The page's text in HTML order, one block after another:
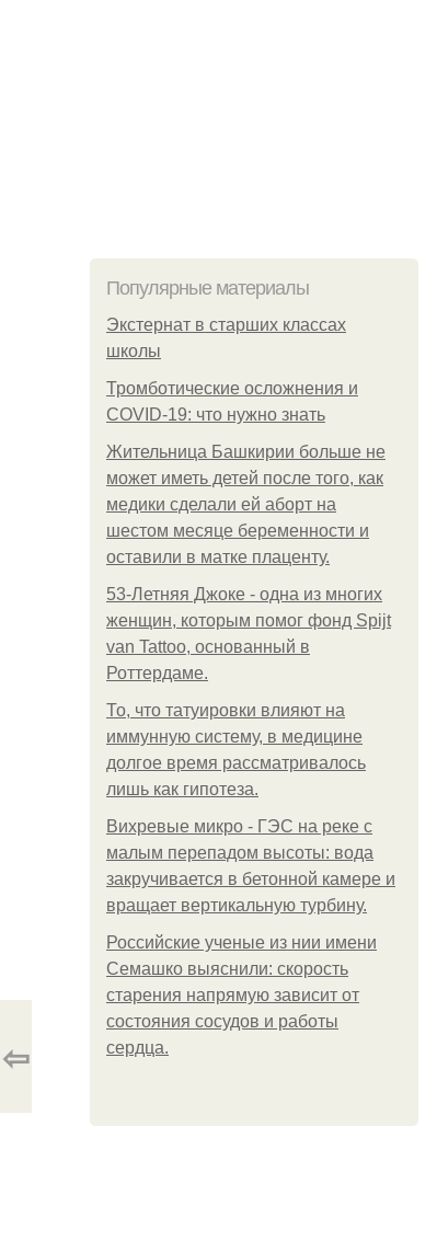
Популярные материалы
Экстернат в старших классах
школы
Тромботические осложнения и
COVID-19: что нужно знать
Жительница Башкирии больше не
может иметь детей после того, как
медики сделали ей аборт на
шестом месяце беременности и
оставили в матке плаценту.
53-Летняя Джоке - одна из многих
женщин, которым помог фонд Spijt
van Tattoo, основанный в
Роттердаме.
То, что татуировки влияют на
иммунную систему, в медицине
долгое время рассматривалось
лишь как гипотеза.
Вихревые микро - ГЭС на реке с
малым перепадом высоты: вода
закручивается в бетонной камере и
вращает вертикальную турбину.
Российские ученые из нии имени
Семашко выяснили: скорость
старения напрямую зависит от
состояния сосудов и работы
сердца.
⇦